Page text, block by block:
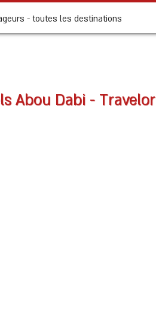
- toutes les destinations
Abou Dabi - Travelor